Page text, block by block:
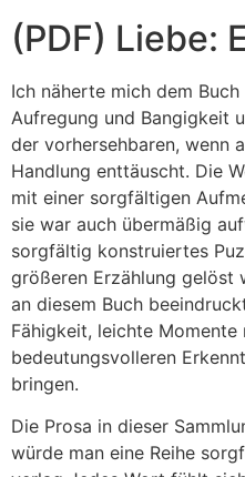
(PDF) Liebe:
Ich näherte mich dem
Aufregung und Bangigkeit
der vorhersehbaren, wenn
Handlung enttäuscht. Die
mit einer sorgfältigen
sie war auch übermäßig
sorgfältig konstruiertes
größeren Erzählung gelöst
an diesem Buch
Fähigkeit, leichte Momente
bedeutungsvolleren
bringen.
Die Prosa in dieser
würde man eine Reihe